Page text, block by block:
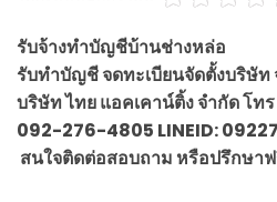
รับจ้างทำบัญชีบ้านช่างหล่อ
รับทำบัญชี จดทะเบียนจัดตั้งบริษัท
บริษัท ไทย แอคเคาน์ติ้ง จำกัด โ
092-276-4805 LINEID:
สนใจติดต่อสอบถาม หรือปรึกษา